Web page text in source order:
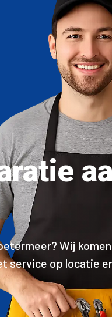
Wij
service op locatie